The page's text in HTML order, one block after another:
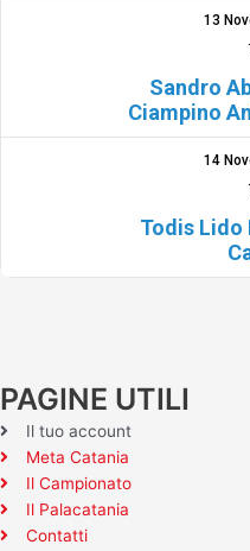
13
Sandro
Ciampino
14
Todis Lido
PAGINE UTILI
Il tuo account
Meta Catania
Il Campionato
Il Palacatania
Contatti